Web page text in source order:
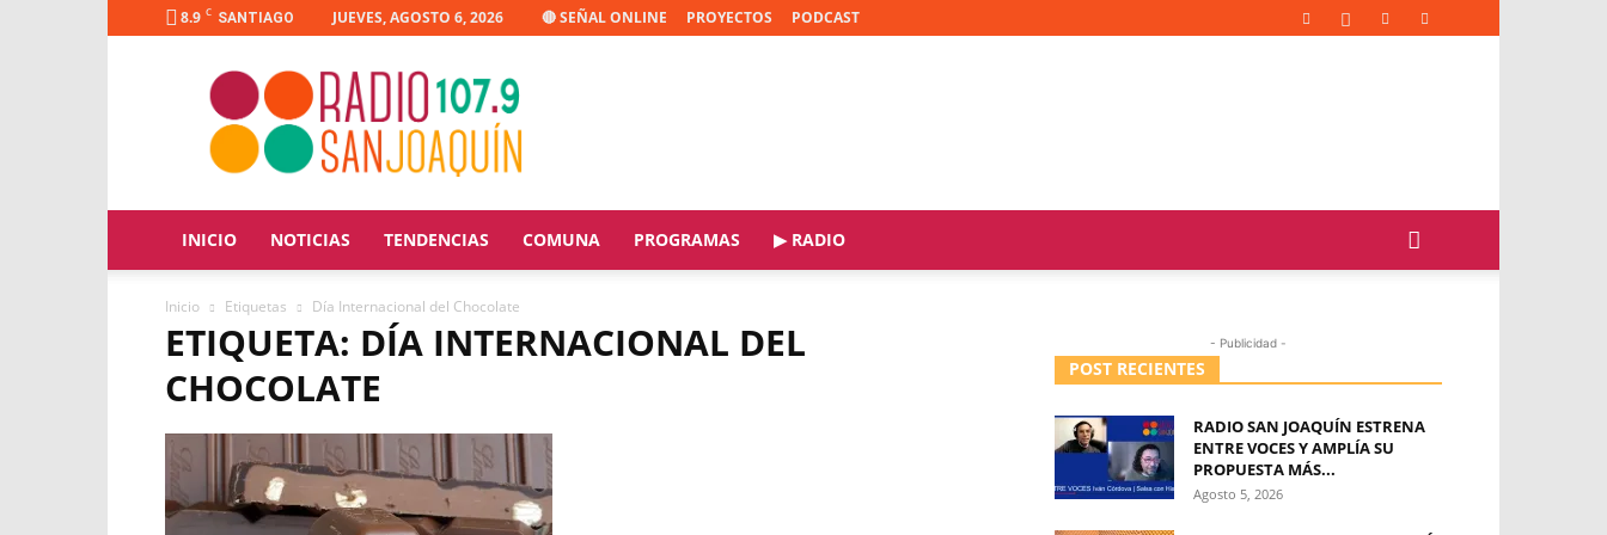
8.9 C SANTIAGO JUEVES, AGOSTO 6, 2026 🔴 SEÑAL ONLINE PROYECTOS PODCAST
Radio
Joaquín
INICIO NOTICIAS TENDENCIAS COMUNA PROGRAMAS ▶ RADIO
Inicio Etiquetas Día Internacional del Chocolate
ETIQUETA: DÍA INTERNACIONAL DEL
CHOCOLATE
- Publicidad -
POST RECIENTES
RADIO SAN JOAQUÍN ESTRENA
ENTRE VOCES Y AMPLÍA SU
PROPUESTA MÁS...
Agosto 5, 2026